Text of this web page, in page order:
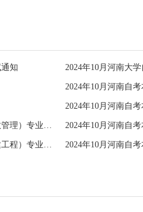
知 2024年10月河南大
2024年10月河南自
2024年10月河南自考本科行政管理（原工商行政管理）专业计划（停考过渡） 2024年10月河南自
2024年10月河南自考本科土木工程（原交通土建工程）专业计划（停考过渡） 2024年10月河南自